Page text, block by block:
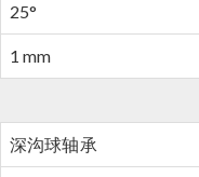
25°
1 mm
深沟球轴承